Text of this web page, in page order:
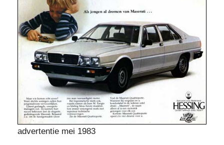
advertentie mei 1983